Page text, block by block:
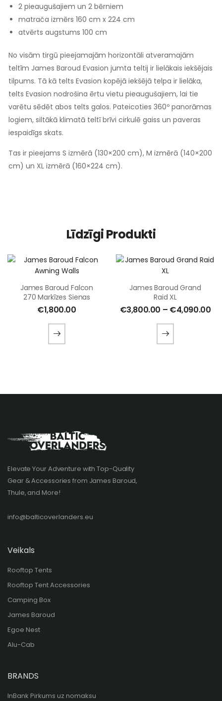
2 pieaugušajiem un 2 bērniem
matrača izmērs 160 cm x 224 cm
atvērts augstums 100 cm
No visām tirgū pieejamajām horizontāli atveramajām
teltīm James Baroud Evasion jumta teltij ir lielākais iekšējais
tilpums. Tā kā telts Evasion kopējā iekšējā telpa ir lielāka,
telts Evasion nodrošina ērtu vietu pieaugušajiem, lai tie
varētu sēdēt abos telts galos. Pateicoties 360º panorāmas
logiem, siltākā klimatā teltī brīvi cirkulē gaiss un paveras
iespaidīgs skats.
Tas ir pieejams S izmērā (130×200 cm), M izmērā (140×200
cm) un XL izmērā (160×224 cm).
Līdzīgi Produkti
James Baroud Falcon
270 Markīzes Sienas
€1,800.00
James Baroud Grand
Raid XL
€3,800.00 – €4,090.00
Elevate Your Adventure with Top-Quality
Gear & Accessories from James Baroud,
Thule, and More!
info@balticoverlanders.eu
Veikals
Rooftop Tents
Rooftop Tent Accessories
Camping Box
James Baroud
Egoe Nest
Alu-Cab
BRANDS
InBank Pirkums uz nomaksu